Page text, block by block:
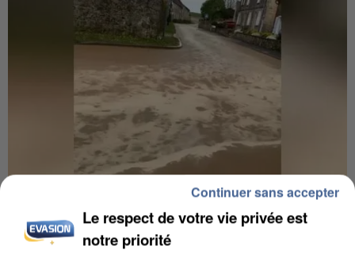
UNE TOURISTE DE L’OISE EMPORTÉE PAR UNE
COULÉE DE BOUE EN HAUTE-SAVOIE
Le respect de votre vie privée est
notre priorité
Continuer sans accepter